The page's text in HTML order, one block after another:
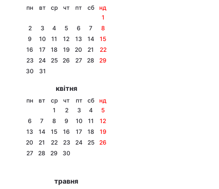
Головна
пн вт ср чт пт сб
нд
1
2
3 4 5 6 7
8
9
10 11 12 13 14
15
16
17 18 19 20 21
22
23
24 25 26 27 28
29
30
31
квітня
пн вт ср чт пт сб
нд
1
2 3 4
5
6
7 8 9 10 11
12
13
14 15 16 17 18
19
20
21 22 23 24 25
26
27
28 29 30
травня